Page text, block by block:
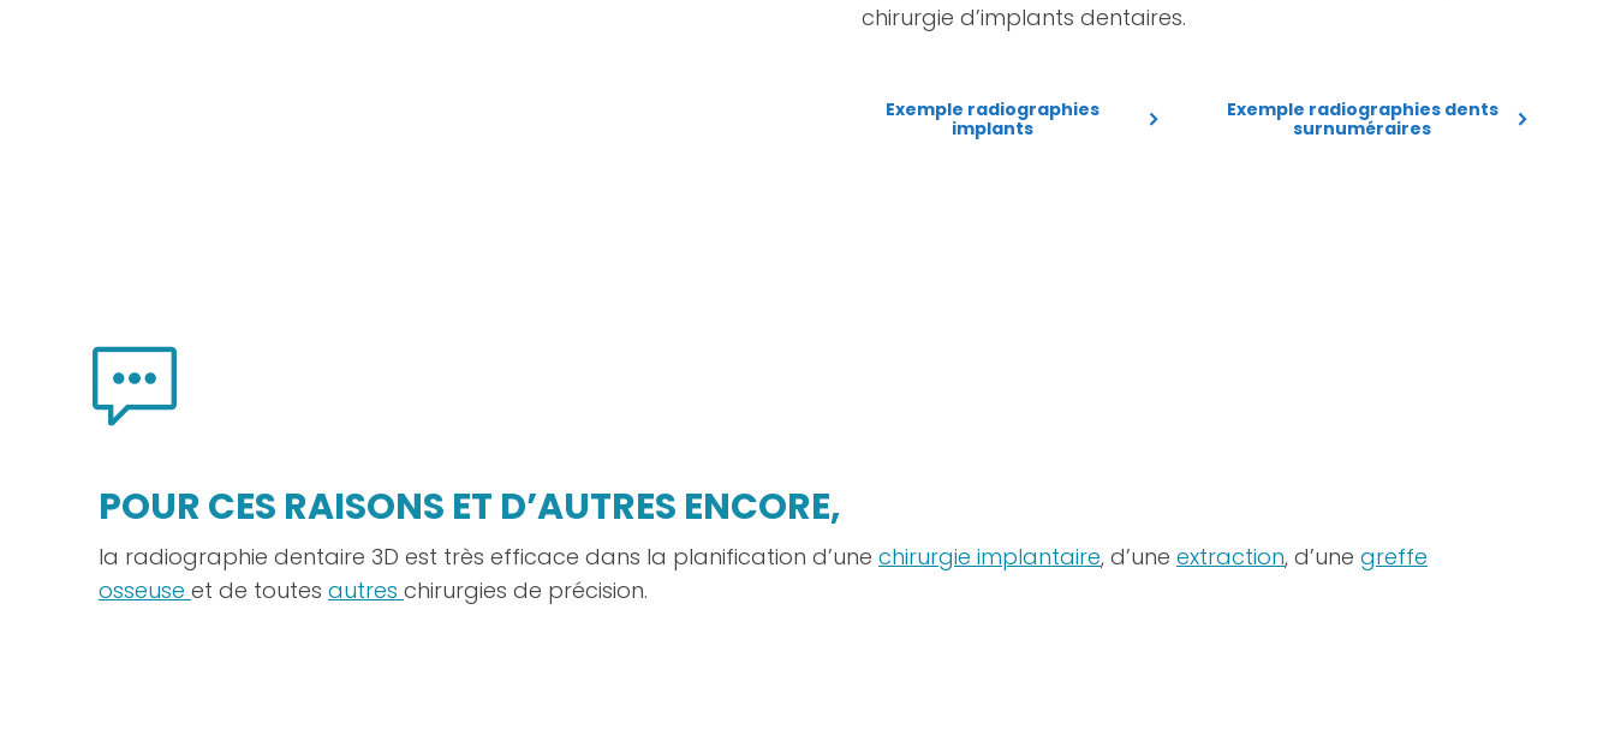
chirurgie d’implants dentaires.
Exemple radiographies
implants
Exemple radiographies dents
surnuméraires
POUR CES RAISONS ET D’AUTRES ENCORE,
la radiographie dentaire 3D est très efficace dans la planification d’une chirurgie implantaire, d’une extraction, d’une greffe
osseuse et de toutes autres chirurgies de précision.